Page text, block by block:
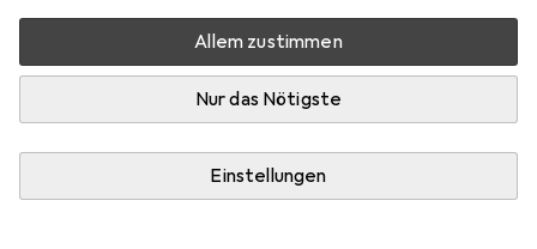
Allem zustimmen
Nur das Nötigste
Einstellungen
Bewertungen
Mehr von Deknudt
Zwischen Fr, 14.8. und Fr, 21.8. geliefert
Nur 3 Stück an Lager beim Lieferanten